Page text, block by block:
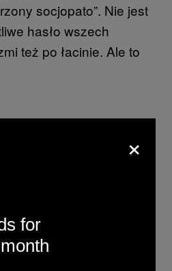
socjopato”. Nie jest
hasło wszech
też po łacinie. Ale to
×
for